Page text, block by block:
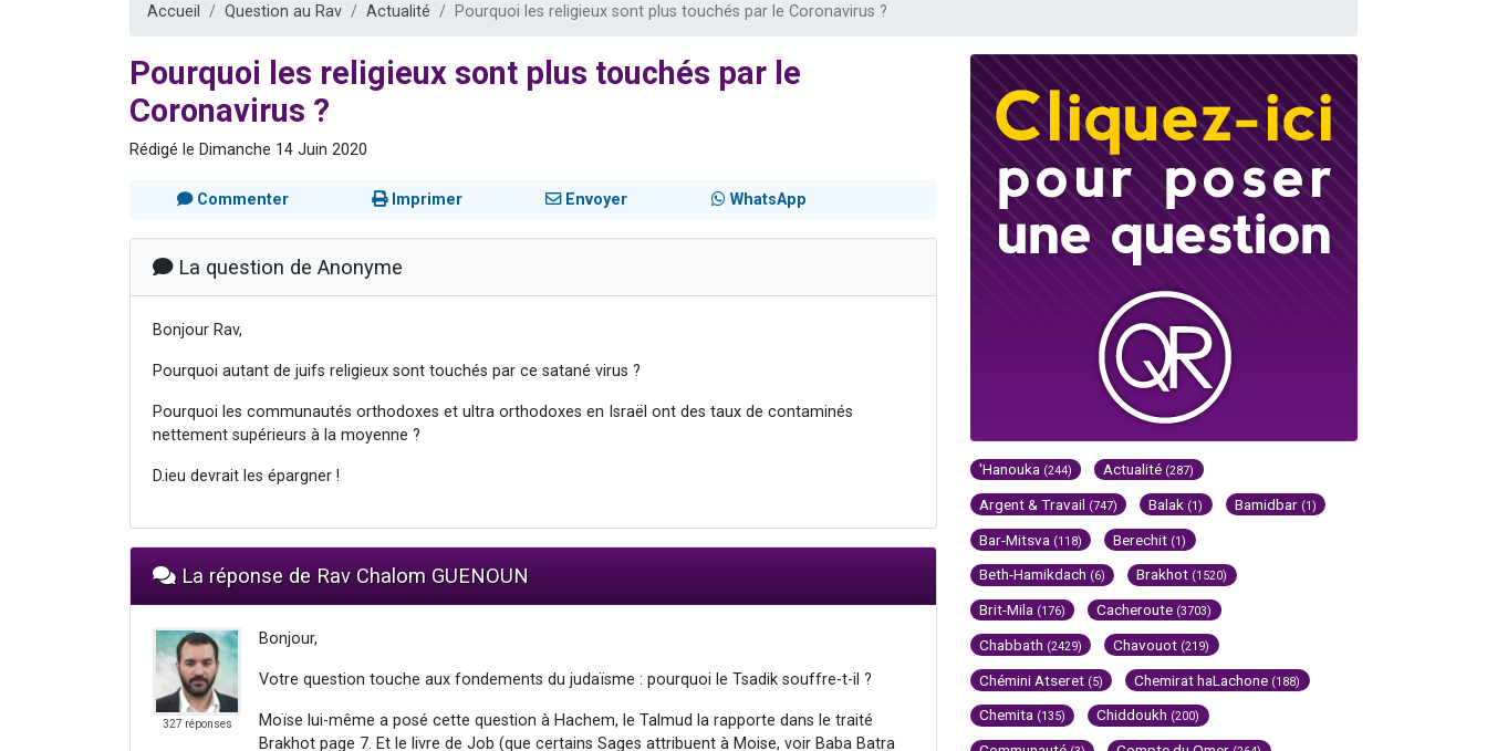
Accueil Question au Rav Actualité Pourquoi les religieux sont plus touchés par le Coronavirus ?
Pourquoi les religieux sont plus touchés par le
Coronavirus ?
Rédigé le Dimanche 14 Juin 2020
Commenter Imprimer Envoyer WhatsApp
La question de Anonyme
Bonjour Rav,
Pourquoi autant de juifs religieux sont touchés par ce satané virus ?
Pourquoi les communautés orthodoxes et ultra orthodoxes en Israël ont des taux de contaminés
nettement supérieurs à la moyenne ?
D.ieu devrait les épargner !
La réponse de Rav Chalom GUENOUN
327 réponses
Bonjour,
Votre question touche aux fondements du judaïsme : pourquoi le Tsadik souffre-t-il ?
Moïse lui-même a posé cette question à Hachem, le Talmud la rapporte dans le traité
Brakhot page 7. Et le livre de Job (que certains Sages attribuent à Moise, voir Baba Batra
'Hanouka (244) Actualité (287)
Argent & Travail (747) Balak (1) Bamidbar (1)
Bar-Mitsva (118) Berechit (1)
Beth-Hamikdach (6) Brakhot (1520)
Brit-Mila (176) Cacheroute (3703)
Chabbath (2429) Chavouot (219)
Chémini Atseret (5) Chemirat haLachone (188)
Chemita (135) Chiddoukh (200)